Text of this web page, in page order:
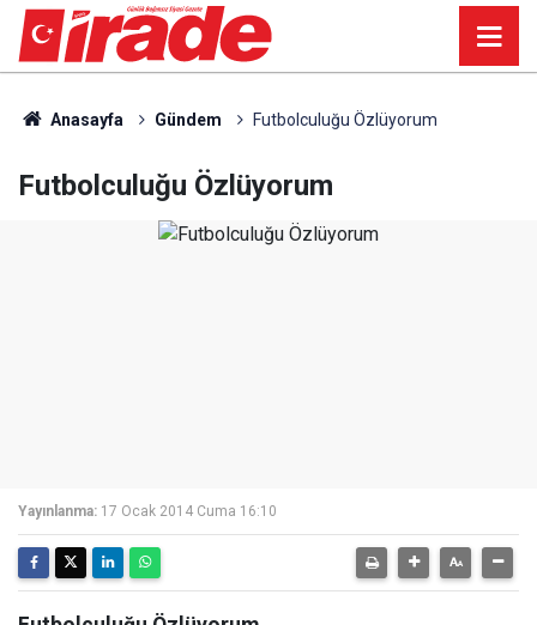
Anasayfa Gündem Futbolculuğu Özlüyorum
Futbolculuğu Özlüyorum
Yayınlanma: 17 Ocak 2014 Cuma 16:10